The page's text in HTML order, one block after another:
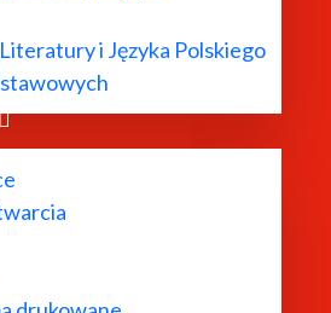
i Języka Polskiego
Kraków 2005.
wykładach w Collège de